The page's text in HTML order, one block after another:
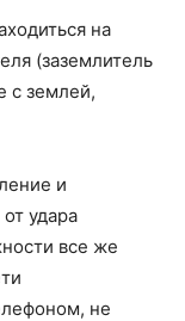
на
(заземлитель
с землей,
и
удара
все же
не